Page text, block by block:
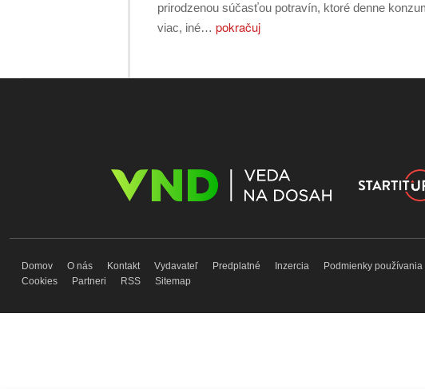
prirodzenou súčasťou potravín, ktoré denne
viac, iné… pokračuj
Domov O nás Kontakt Vydavateľ Predplatné Inzercia Podmienky používania
Cookies
Partneri RSS Sitemap